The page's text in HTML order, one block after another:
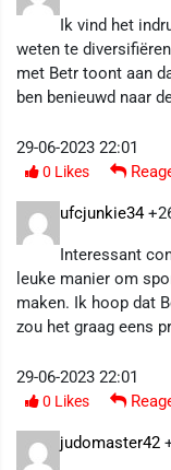
Ik vind het
weten te
met Betr toont aan
ben benieuwd naar
29-06-2023 22:01
0 Likes
ufcjunkie34
Interessant
leuke manier om
maken. Ik hoop dat
zou het graag eens
29-06-2023 22:01
0 Likes
judomaster42